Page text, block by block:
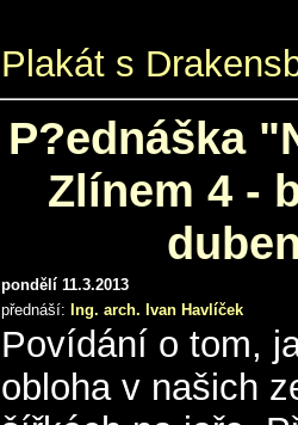
Plakát s
P?ednáška
Zlínem 4 -
pondělí 11.3.2013
přednáší: Ing. arch. Ivan Havlíček
Povídání o tom,
obloha v našich